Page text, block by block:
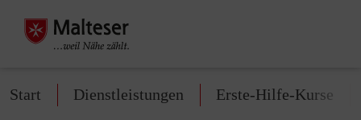
Start Dienstleistungen Erste-Hilfe-Kurse